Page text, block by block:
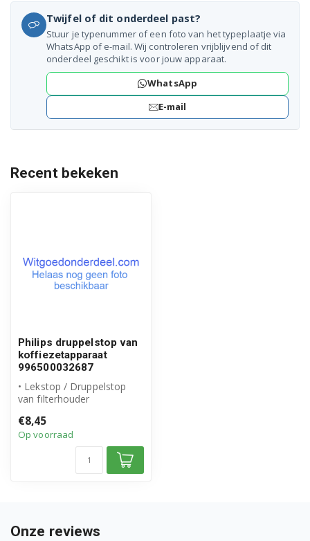
Twijfel of dit onderdeel past?
Stuur je typenummer of een foto van het typeplaatje via
WhatsApp of e-mail. Wij controleren vrijblijvend of dit
onderdeel geschikt is voor jouw apparaat.
WhatsApp
E-mail
Recent bekeken
Philips druppelstop van
koffiezetapparaat
996500032687
• Lekstop / Druppelstop
van filterhouder
• Artikel...
€8,45
Op voorraad
Onze reviews